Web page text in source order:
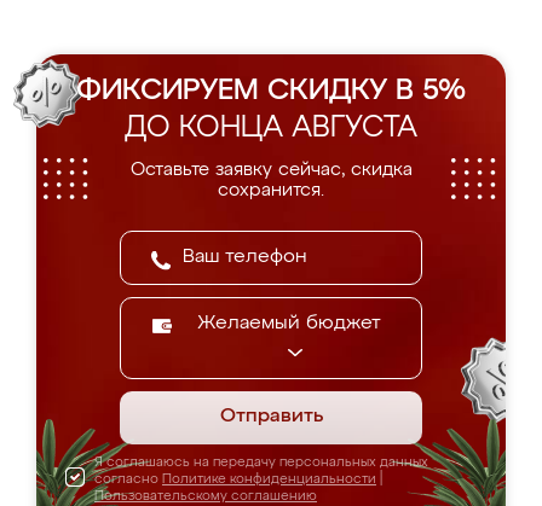
ФИКСИРУЕМ СКИДКУ В 5%
ДО КОНЦА АВГУСТА
Оставьте заявку сейчас, скидка
сохранится.
Желаемый бюджет
Отправить
Я соглашаюсь на передачу персональных данных
согласно Политике конфиденциальности
Пользовательскому соглашению